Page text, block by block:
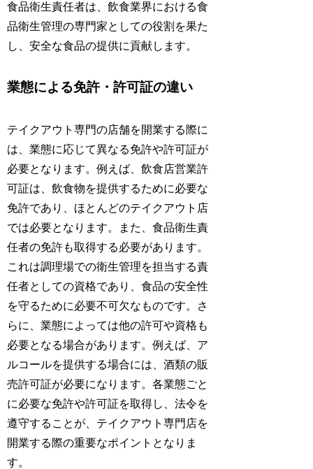
食品衛生責任者は、飲食業界における食
品衛生管理の専門家としての役割を果た
し、安全な食品の提供に貢献します。
業態による免許・許可証の違い
テイクアウト専門の店舗を開業する際に
は、業態に応じて異なる免許や許可証が
必要となります。例えば、飲食店営業許
可証は、飲食物を提供するために必要な
免許であり、ほとんどのテイクアウト店
では必要となります。また、食品衛生責
任者の免許も取得する必要があります。
これは調理場での衛生管理を担当する責
任者としての資格であり、食品の安全性
を守るために必要不可欠なものです。さ
らに、業態によっては他の許可や資格も
必要となる場合があります。例えば、ア
ルコールを提供する場合には、酒類の販
売許可証が必要になります。各業態ごと
に必要な免許や許可証を取得し、法令を
遵守することが、テイクアウト専門店を
開業する際の重要なポイントとなりま
す。